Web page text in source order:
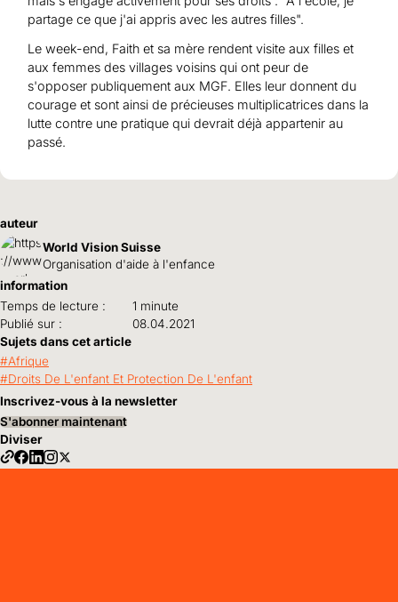
partage ce que j'ai appris avec les autres filles".
Le week-end, Faith et sa mère rendent visite aux filles et
aux femmes des villages voisins qui ont peur de
s'opposer publiquement aux MGF. Elles leur donnent du
courage et sont ainsi de précieuses multiplicatrices dans la
lutte contre une pratique qui devrait déjà appartenir au
passé.
auteur
World Vision Suisse
Organisation d'aide à l'enfance
information
Temps de lecture :
1 minute
Publié sur :
08.04.2021
Sujets dans cet article
Afrique
Droits De L'enfant Et Protection De L'enfant
Inscrivez-vous à la newsletter
S'abonner maintenant
Diviser